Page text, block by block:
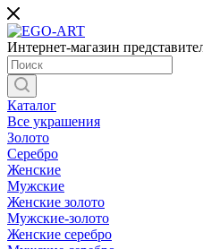
Интернет-магазин
Каталог
Все украшения
Золото
Серебро
Женские
Мужские
Женские золото
Мужские-золото
Женские серебро